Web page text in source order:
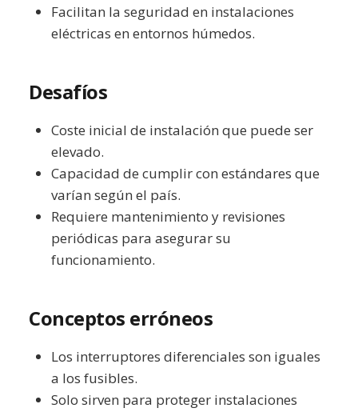
Facilitan la seguridad en instalaciones
eléctricas en entornos húmedos.
Desafíos
Coste inicial de instalación que puede ser
elevado.
Capacidad de cumplir con estándares que
varían según el país.
Requiere mantenimiento y revisiones
periódicas para asegurar su
funcionamiento.
Conceptos erróneos
Los interruptores diferenciales son iguales
a los fusibles.
Solo sirven para proteger instalaciones